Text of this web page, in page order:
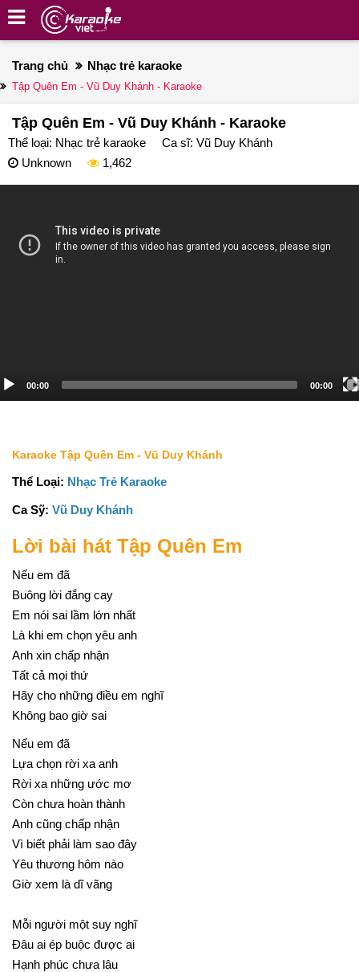
Trang chủ Nhạc trẻ karaoke
Tập Quên Em - Vũ Duy Khánh - Karaoke
Tập Quên Em - Vũ Duy Khánh - Karaoke
Thể loại: Nhạc trẻ karaoke Ca sĩ: Vũ Duy Khánh
Unknown
1,462
00:00 00:00
Karaoke Tập Quên Em - Vũ Duy Khánh
Thể Loại: Nhạc Trẻ Karaoke
Ca Sỹ: Vũ Duy Khánh
Lời bài hát Tập Quên Em
Nếu em đã
Buông lời đắng cay
Em nói sai lầm lớn nhất
Là khi em chọn yêu anh
Anh xin chấp nhận
Tất cả mọi thứ
Hãy cho những điều em nghĩ
Không bao giờ sai
Nếu em đã
Lựa chọn rời xa anh
Rời xa những ước mơ
Còn chưa hoàn thành
Anh cũng chấp nhận
Vì biết phải làm sao đây
Yêu thương hôm nào
Giờ xem là dĩ vãng
Mỗi người một suy nghĩ
Đâu ai ép buộc được ai
Hạnh phúc chưa lâu